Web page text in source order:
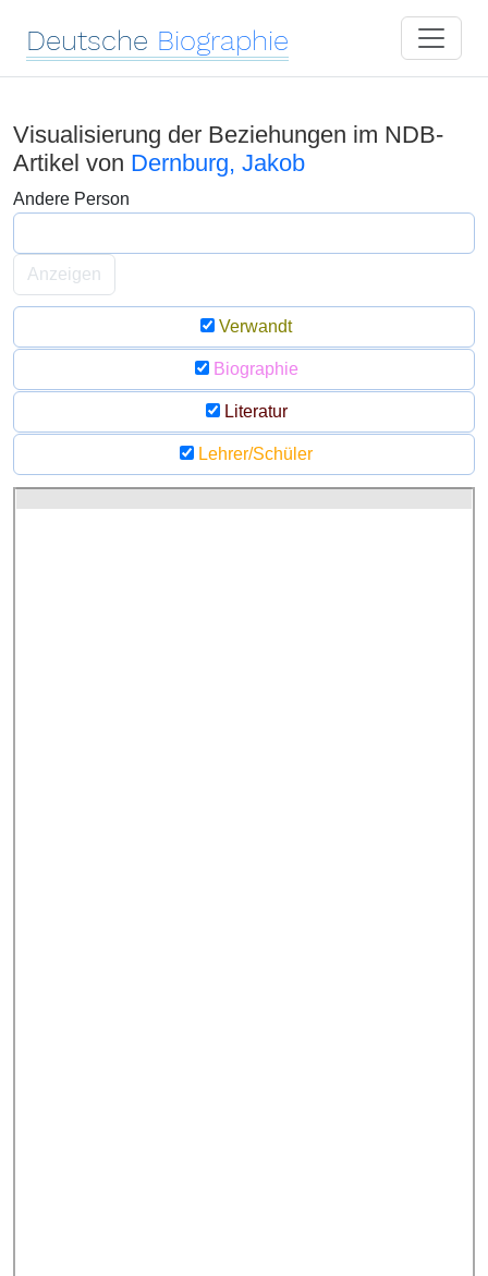
Deutsche Biographie
Visualisierung der Beziehungen im NDB-
Artikel von Dernburg, Jakob
Andere Person
Anzeigen
Verwandt
Biographie
Literatur
Lehrer/Schüler